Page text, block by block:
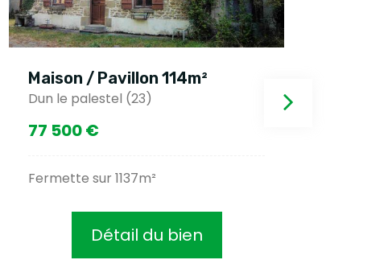
Maison / Pavillon 114m²
Dun le palestel (23)
77 500 €
Fermette sur 1137m²
Détail du bien